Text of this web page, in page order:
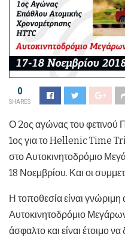
0
SHARES
Ο 2ος αγώνας του φετινού
1ος για το Hellenic Time
στο Αυτοκινητοδρόμιο
18 Νοεμβρίου. Και οι
Η τοποθεσία είναι γνώριμη
Αυτοκινητοδρόμιο
άσφαλτο και είναι έτοιμο